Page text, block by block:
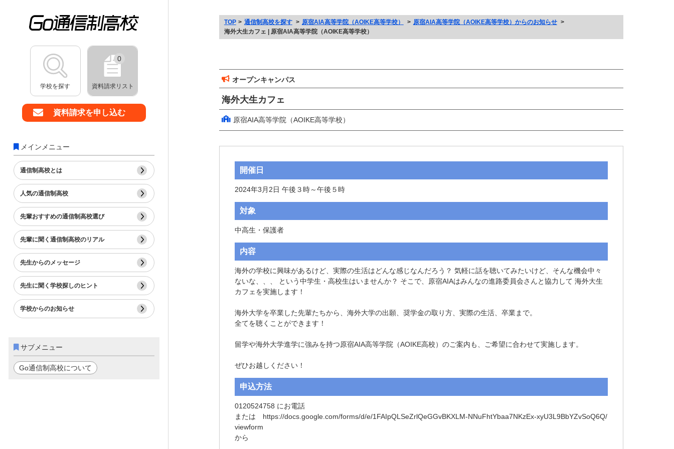
学校を探す
0
資料請求リスト
資料請求を申し込む
メインメニュー
通信制高校とは
人気の通信制高校
先輩おすすめの通信制高校選び
先輩に聞く通信制高校のリアル
先生からのメッセージ
先生に聞く学校探しのヒント
学校からのお知らせ
サブメニュー
Go通信制高校について
TOP 通信制高校を探す 原宿AIA高等学院（AOIKE高等学校）
原宿AIA高等学院（AOIKE高等学校）からのお知らせ
海外大生カフェ | 原宿AIA高等学院（AOIKE高等学校）
オープンキャンパス
海外大生カフェ
原宿AIA高等学院（AOIKE高等学校）
開催日
2024年3月2日 午後３時～午後５時
対象
中高生・保護者
内容
海外の学校に興味があるけど、実際の生活はどんな感じなんだろう？ 気軽に話を聴いてみたいけど、そんな機会中々
ないな、、、 という中学生・高校生はいませんか？ そこで、原宿AIAはみんなの進路委員会さんと協力して 海外大生
カフェを実施します！
海外大学を卒業した先輩たちから、海外大学の出願、奨学金の取り方、実際の生活、卒業まで。
全てを聴くことができます！
留学や海外大学進学に強みを持つ原宿AIA高等学院（AOIKE高校）のご案内も、ご希望に合わせて実施します。
ぜひお越しください！
申込方法
0120524758 にお電話
または　https://docs.google.com/forms/d/e/1FAIpQLSeZrlQeGGvBKXLM-NNuFhtYbaa7NKzEx-xyU3L9BbYZvSoQ6Q/
viewform
から